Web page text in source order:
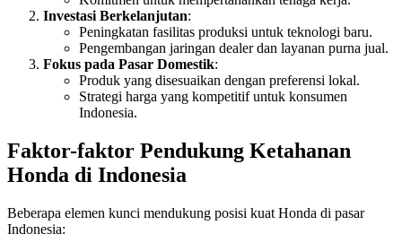
Investasi Berkelanjutan:
Peningkatan fasilitas produksi untuk teknologi baru.
Pengembangan jaringan dealer dan layanan purna jual.
Fokus pada Pasar Domestik:
Produk yang disesuaikan dengan preferensi lokal.
Strategi harga yang kompetitif untuk konsumen
Indonesia.
Faktor-faktor Pendukung Ketahanan
Honda di Indonesia
Beberapa elemen kunci mendukung posisi kuat Honda di pasar
Indonesia: